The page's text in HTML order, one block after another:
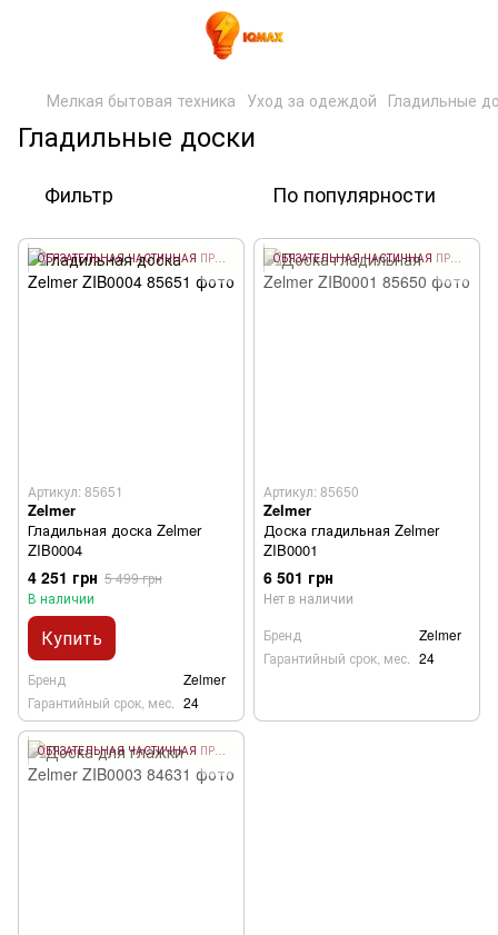
Мелкая бытовая техника Уход за одеждой Гладильные
Гладильные доски
Фильтр По популярности
ОБЯЗАТЕЛЬНАЯ ЧАСТИЧНАЯ ПРЕДОПЛАТА 10%
Артикул: 85651
Zelmer
Гладильная доска Zelmer
ZIB0004
4 251 грн 5 499 грн
В наличии
Купить
Бренд
Zelmer
Гарантийный срок, мес.
24
ОБЯЗАТЕЛЬНАЯ ЧАСТИЧНАЯ ПРЕДОПЛАТА 10%
Артикул: 85650
Zelmer
Доска гладильная Zelmer
ZIB0001
6 501 грн
Нет в наличии
Бренд
Zelmer
Гарантийный срок, мес.
24
ОБЯЗАТЕЛЬНАЯ ЧАСТИЧНАЯ ПРЕДОПЛАТА 10%